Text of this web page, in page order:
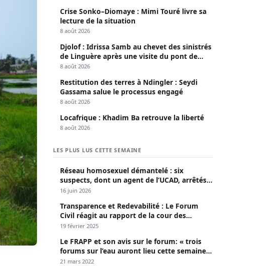
Crise Sonko–Diomaye : Mimi Touré livre sa
lecture de la situation
8 août 2026
Djolof : Idrissa Samb au chevet des sinistrés
de Linguère après une visite du pont de
Thylla
8 août 2026
Restitution des terres à Ndingler : Seydi
Gassama salue le processus engagé
8 août 2026
Locafrique : Khadim Ba retrouve la liberté
8 août 2026
LES PLUS LUS CETTE SEMAINE
Réseau homosexuel démantelé : six
suspects, dont un agent de l’UCAD, arrêtés à
Keur Massar ; l’un avoue avoir propagé le
16 juin 2026
Transparence et Redevabilité : Le Forum
Civil réagit au rapport de la cour des
comptes
19 février 2025
Le FRAPP et son avis sur le forum: « trois
forums sur l’eau auront lieu cette semaine à
Dakar »
21 mars 2022